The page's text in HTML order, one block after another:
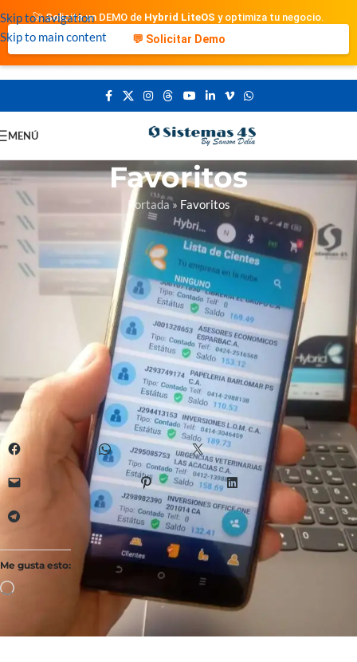
Skip to navigation
Skip to main content
🚀 Solicita un DEMO de Hybrid LiteOS y optimiza tu negocio.
💬 Solicitar Demo
MENÚ
Favoritos
Portada» Favoritos
Esta lista de deseos está vacía.
You don't have any products in the wishlist yet. You will find a lot of
interesting products on our "Shop" page.
VOLVER A LA TIENDA
Comparte esto:
Facebook WhatsApp X
Correo electrónico Pinterest LinkedIn
Me gusta esto: